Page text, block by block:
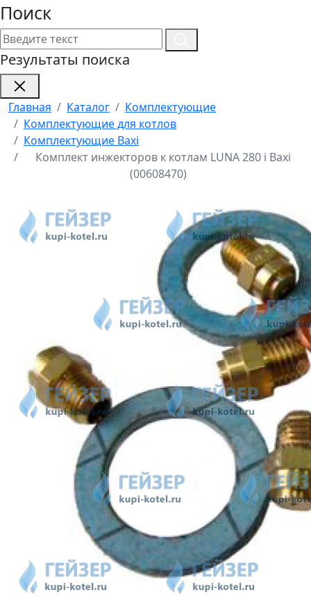
Поиск
Результаты поиска
Главная Каталог
Комплектующие
Комплектующие для котлов
Комплектующие Baxi
Комплект инжекторов к котлам LUNA 280 i Baxi
(00608470)